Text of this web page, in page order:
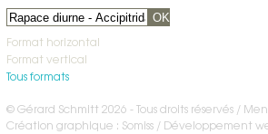
OK
Format horizontal
Format vertical
Tous formats
© Gérard Schmitt 2026 - Tous droits réservés /
Création graphique : Somiss
Développement